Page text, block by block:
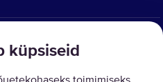
küpsiseid